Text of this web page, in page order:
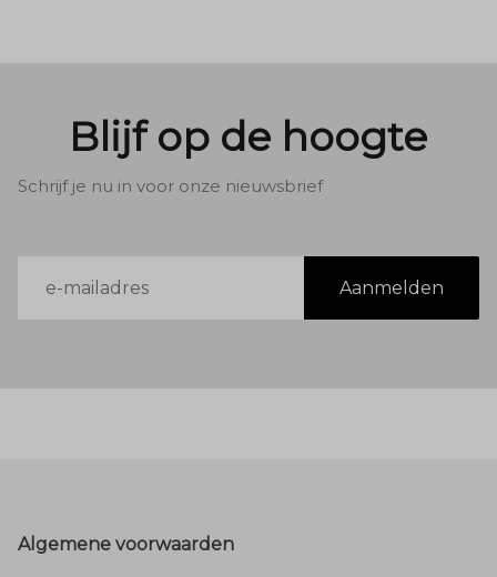
Blijf op de hoogte
Schrijf je nu in voor onze nieuwsbrief
mailadres
Aanmelden
Footer
Algemene voorwaarden